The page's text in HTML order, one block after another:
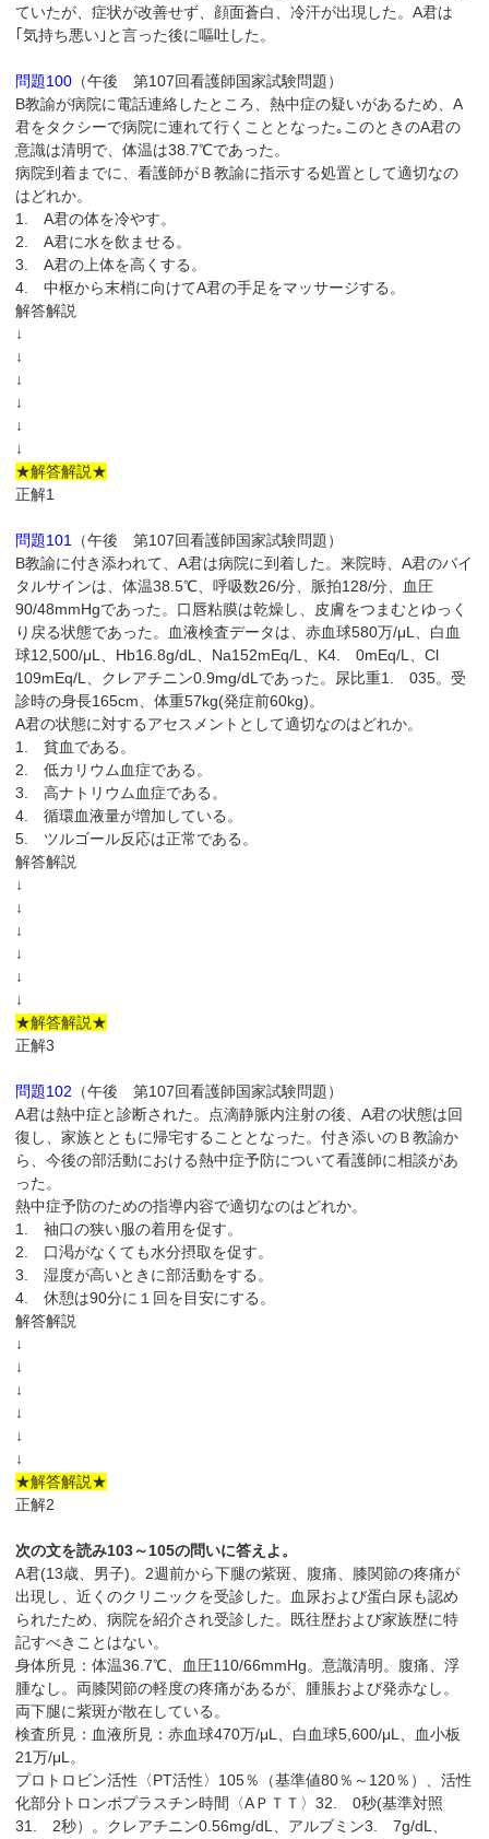
ていたが、症状が改善せず、顔面蒼白、冷汗が出現した。A君は
｢気持ち悪い｣と言った後に嘔吐した。
問題100 （午後 第107回看護師国家試験問題）
B教諭が病院に電話連絡したところ、熱中症の疑いがあるため、A
君をタクシーで病院に連れて行くこととなった｡このときのA君の
意識は清明で、体温は38.7℃であった。
病院到着までに、看護師がＢ教諭に指示する処置として適切なの
はどれか。
1. A君の体を冷やす。
2. A君に水を飲ませる。
3. A君の上体を高くする。
4. 中枢から末梢に向けてA君の手足をマッサージする。
解答解説
↓
↓
↓
↓
↓
↓
★解答解説★
正解1
問題101 （午後 第107回看護師国家試験問題）
B教諭に付き添われて、A君は病院に到着した。来院時、A君のバイ
タルサインは、体温38.5℃、呼吸数26/分、脈拍128/分、血圧
90/48mmHgであった。口唇粘膜は乾燥し、皮膚をつまむとゆっく
り戻る状態であった。血液検査データは、赤血球580万/μL、白血
球12,500/μL、Hb16.8g/dL、Na152mEq/L、K4. 0mEq/L、Cl
109mEq/L、クレアチニン0.9mg/dLであった。尿比重1. 035。受
診時の身長165cm、体重57kg(発症前60kg)。
A君の状態に対するアセスメントとして適切なのはどれか。
1. 貧血である。
2. 低カリウム血症である。
3. 高ナトリウム血症である。
4. 循環血液量が増加している。
5. ツルゴール反応は正常である。
解答解説
↓
↓
↓
↓
↓
↓
★解答解説★
正解3
問題102 （午後 第107回看護師国家試験問題）
A君は熱中症と診断された。点滴静脈内注射の後、A君の状態は回
復し、家族とともに帰宅することとなった。付き添いのＢ教諭か
ら、今後の部活動における熱中症予防について看護師に相談があ
った。
熱中症予防のための指導内容で適切なのはどれか。
1. 袖口の狭い服の着用を促す。
2. 口渇がなくても水分摂取を促す。
3. 湿度が高いときに部活動をする。
4. 休憩は90分に１回を目安にする。
解答解説
↓
↓
↓
↓
↓
↓
★解答解説★
正解2
次の文を読み103～105の問いに答えよ。
A君(13歳、男子)。2週前から下腿の紫斑、腹痛、膝関節の疼痛が
出現し、近くのクリニックを受診した。血尿および蛋白尿も認め
られたため、病院を紹介され受診した。既往歴および家族歴に特
記すべきことはない。
身体所見：体温36.7℃、血圧110/66mmHg。意識清明。腹痛、浮
腫なし。両膝関節の軽度の疼痛があるが、腫脹および発赤なし。
両下腿に紫斑が散在している。
検査所見：血液所見：赤血球470万/μL、白血球5,600/μL、血小板
21万/μL。
プロトロビン活性〈PT活性〉105％（基準値80％～120％）、活性
化部分トロンボプラスチン時間〈AＰＴＴ〉32. 0秒(基準対照
31. 2秒）。クレアチニン0.56mg/dL、アルブミン3. 7g/dL、